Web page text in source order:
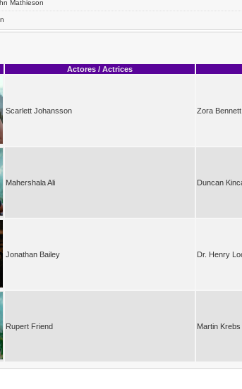
Mathieson
Actores / Actrices
Scarlett Johansson Zora Bennett
Mahershala Ali Duncan
Jonathan Bailey Dr. Henry
Rupert Friend Martin Krebs